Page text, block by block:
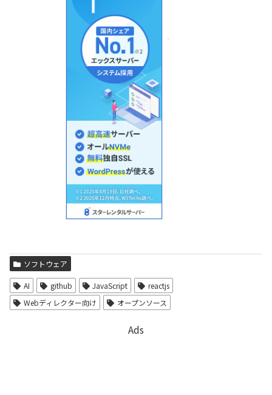
ソフトウェア
AI github JavaScript
reactjs
Webディレクター向け
オープンソース
Ads